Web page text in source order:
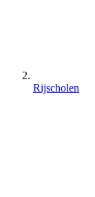
Rijscholen